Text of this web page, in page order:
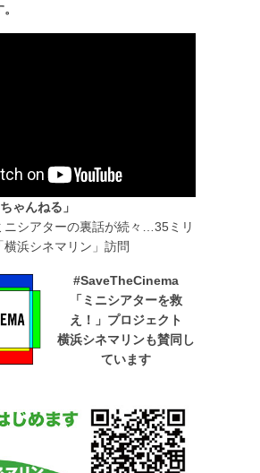
ゃんねる」
ニシアターの裏話が続々…35ミリ
浜シネマリン」訪問
#SaveTheCinema
「ミニシアターを救
え！」プロジェクト
横浜シネマリンも賛同し
ています